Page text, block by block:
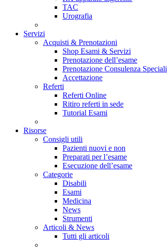
TAC
Urografia
Servizi
Acquisti & Prenotazioni
Shop Esami & Servizi
Prenotazione dell’esame
Prenotazione Consulenza
Accettazione
Referti
Referti Online
Ritiro referti in sede
Tutorial Esami
Risorse
Consigli utili
Pazienti nuovi e non
Preparati per l’esame
Esecuzione dell’esame
Categorie
Disabili
Esami
Medicina
News
Strumenti
Articoli & News
Tutti gli articoli